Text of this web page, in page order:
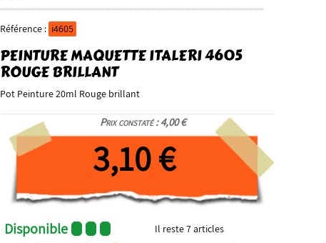
Référence : i4605
PEINTURE MAQUETTE ITALERI 4605
ROUGE BRILLANT
Pot Peinture 20ml Rouge brillant
Prix constaté : 4,00 €
3,10 €
Disponible Il reste7articles